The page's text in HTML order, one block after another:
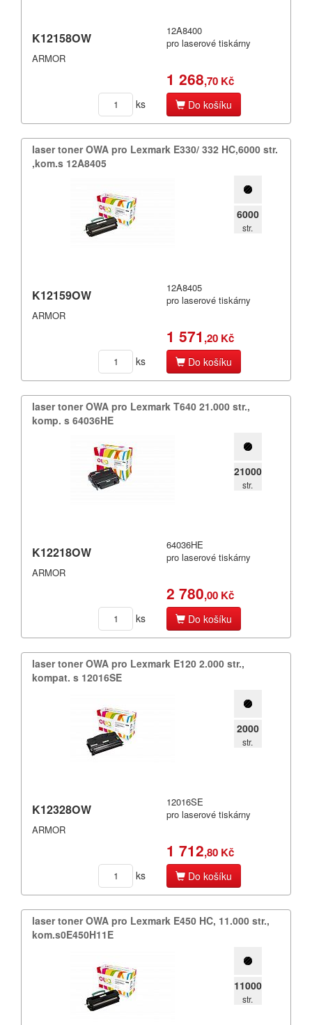
Kyocera
Mannesmann Tally
Mectec
Mita
Nashua
Nixdorf
Océ
Olympia
Printronix
Seikosha
Star
Tally
K12158OW
ARMOR
12A8400
pro laserové tiskárny
1 268,70 Kč
ks Do košíku
laser toner OWA pro Lexmark E330/​ 332 HC,​6000 str.​
,​kom.​s 12A8405
6000
str.
K12159OW
ARMOR
12A8405
pro laserové tiskárny
1 571 ,20 Kč
ks Do košíku
laser toner OWA pro Lexmark T640 21.​000 str.​,​
komp.​ s 64036HE
21000
str.
K12218OW
ARMOR
64036HE
pro laserové tiskárny
2 780,00 Kč
ks Do košíku
laser toner OWA pro Lexmark E120 2.​000 str.​,​
kompat.​ s 12016SE
2000
str.
K12328OW
ARMOR
12016SE
pro laserové tiskárny
1 712,80 Kč
ks Do košíku
laser toner OWA pro Lexmark E450 HC,​ 11.​000 str.​,​
kom.​s0E450H11E
11000
str.